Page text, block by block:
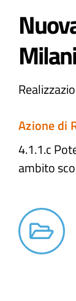
Azione di
4.1.1.c
ambito